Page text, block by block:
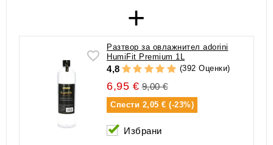
+
Разтвор за овлажнител adorini
HumiFit Premium 1L
4,8 (392 Оценки)
6,95 € 9,00 €
Спести 2,05 € (-23%)
Избрани